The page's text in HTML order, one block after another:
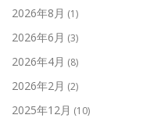
2026年8月 (1)
2026年6月 (3)
2026年4月 (8)
2026年2月 (2)
2025年12月 (10)